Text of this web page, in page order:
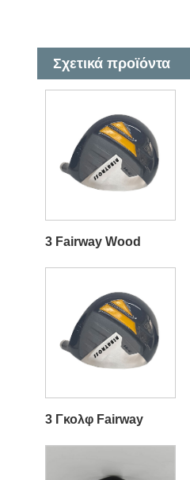
Σχετικά προϊόντα
3 Fairway Wood
3 Γκολφ Fairway